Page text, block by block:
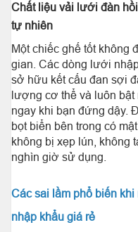
Chất liệu vải lưới đàn
tự nhiên
Một chiếc ghế tốt không
gian. Các dòng lưới
sở hữu kết cấu đan sợi
lượng cơ thể và luôn bật
ngay khi bạn đứng dậy.
bọt biển bên trong có
không bị xẹp lún, không
nghìn giờ sử dụng.
Các sai lầm phổ biến
nhập khẩu giá rẻ